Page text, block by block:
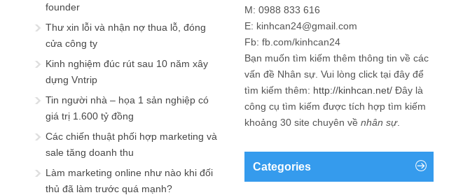
founder
Thư xin lỗi và nhận nợ thua lỗ, đóng
cửa công ty
Kinh nghiệm đúc rút sau 10 năm xây
dựng Vntrip
Tin người nhà – họa 1 sản nghiệp có
giá trị 1.600 tỷ đồng
Các chiến thuật phối hợp marketing và
sale tăng doanh thu
Làm marketing online như nào khi đối
thủ đã làm trước quá mạnh?
M: 0988 833 616
E: kinhcan24@gmail.com
Fb: fb.com/kinhcan24
Bạn muốn tìm kiếm thêm thông tin về các
vấn đề Nhân sự . Vui lòng click tại đây để
tìm kiếm thêm: http://kinhcan.net/ Đây là
công cụ tìm kiếm được tích hợp tìm kiếm
khoảng 30 site chuyên về nhân sự.
Categories